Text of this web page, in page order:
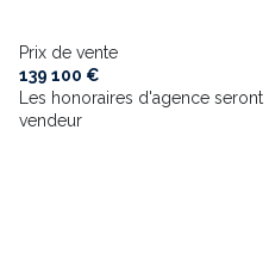
Prix de vente
139 100 €
Les honoraires d'agence
vendeur